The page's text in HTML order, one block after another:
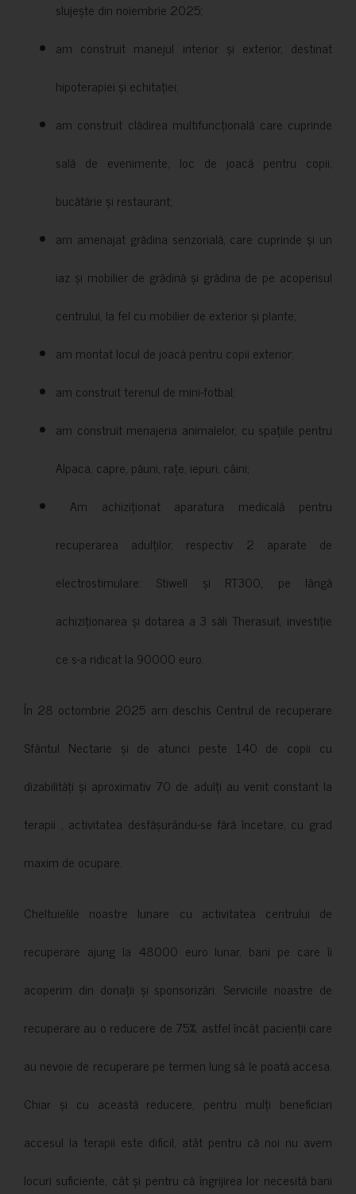
slujește din noiembrie 2025;
am construit manejul interior și exterior, destinat
hipoterapiei și echitației;
am construit clădirea multifuncțională care cuprinde
sală de evenimente, loc de joacă pentru copii,
bucătărie și restaurant;
am amenajat grădina senzorială, care cuprinde și un
iaz și mobilier de grădină și grădina de pe acoperisul
centrului, la fel cu mobilier de exterior și plante;
am montat locul de joacă pentru copii exterior;
am construit terenul de mini-fotbal;
am construit menajeria animalelor, cu spațiile pentru
Alpaca, capre, păuni, rațe, iepuri, câini;
Am achiziționat aparatura medicală pentru
recuperarea adulților, respectiv 2 aparate de
electrostimulare: Stiwell și RT300, pe lângă
achiziționarea și dotarea a 3 săli Therasuit, investiție
ce s-a ridicat la 90000 euro.
În 28 octombrie 2025 am deschis Centrul de recuperare
Sfântul Nectarie și de atunci peste 140 de copii cu
dizabilități și aproximativ 70 de adulți au venit constant la
terapii , activitatea desfășurându-se fără încetare, cu grad
maxim de ocupare.
Cheltuielile noastre lunare cu activitatea centrului de
recuperare ajung la 48000 euro lunar, bani pe care îi
acoperim din donații și sponsorizări. Serviciile noastre de
recuperare au o reducere de 75%, astfel încât pacienții care
au nevoie de recuperare pe termen lung să le poată accesa.
Chiar și cu această reducere, pentru mulți beneficiari
accesul la terapii este dificil, atât pentru că noi nu avem
locuri suficiente, cât și pentru că îngrijirea lor necesită bani